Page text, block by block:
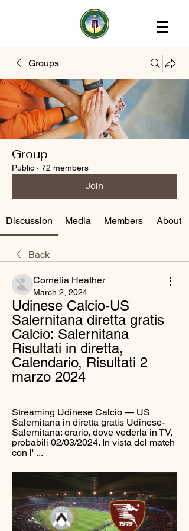
Groups
Group
Public · 72 members
Join
Discussion Media Members About
Back
Cornelia Heather
March 2, 2024
Udinese Calcio-US
Salernitana diretta gratis
Calcio: Salernitana
Risultati in diretta,
Calendario, Risultati 2
marzo 2024
Streaming Udinese Calcio — US
Salernitana in diretta gratis Udinese-
Salernitana: orario, dove vederla in TV,
probabili 02/03/2024. In vista del match
con l' ...